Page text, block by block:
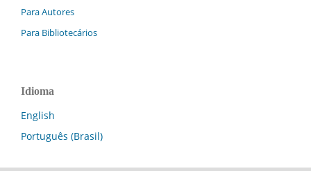
Para Autores
Para Bibliotecários
Idioma
English
Português (Brasil)